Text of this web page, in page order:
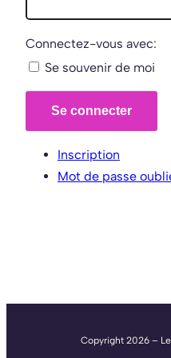
Connectez-vous avec:
Se souvenir de moi
Se connecter
Inscription
Mot de passe
Copyright 2026 –